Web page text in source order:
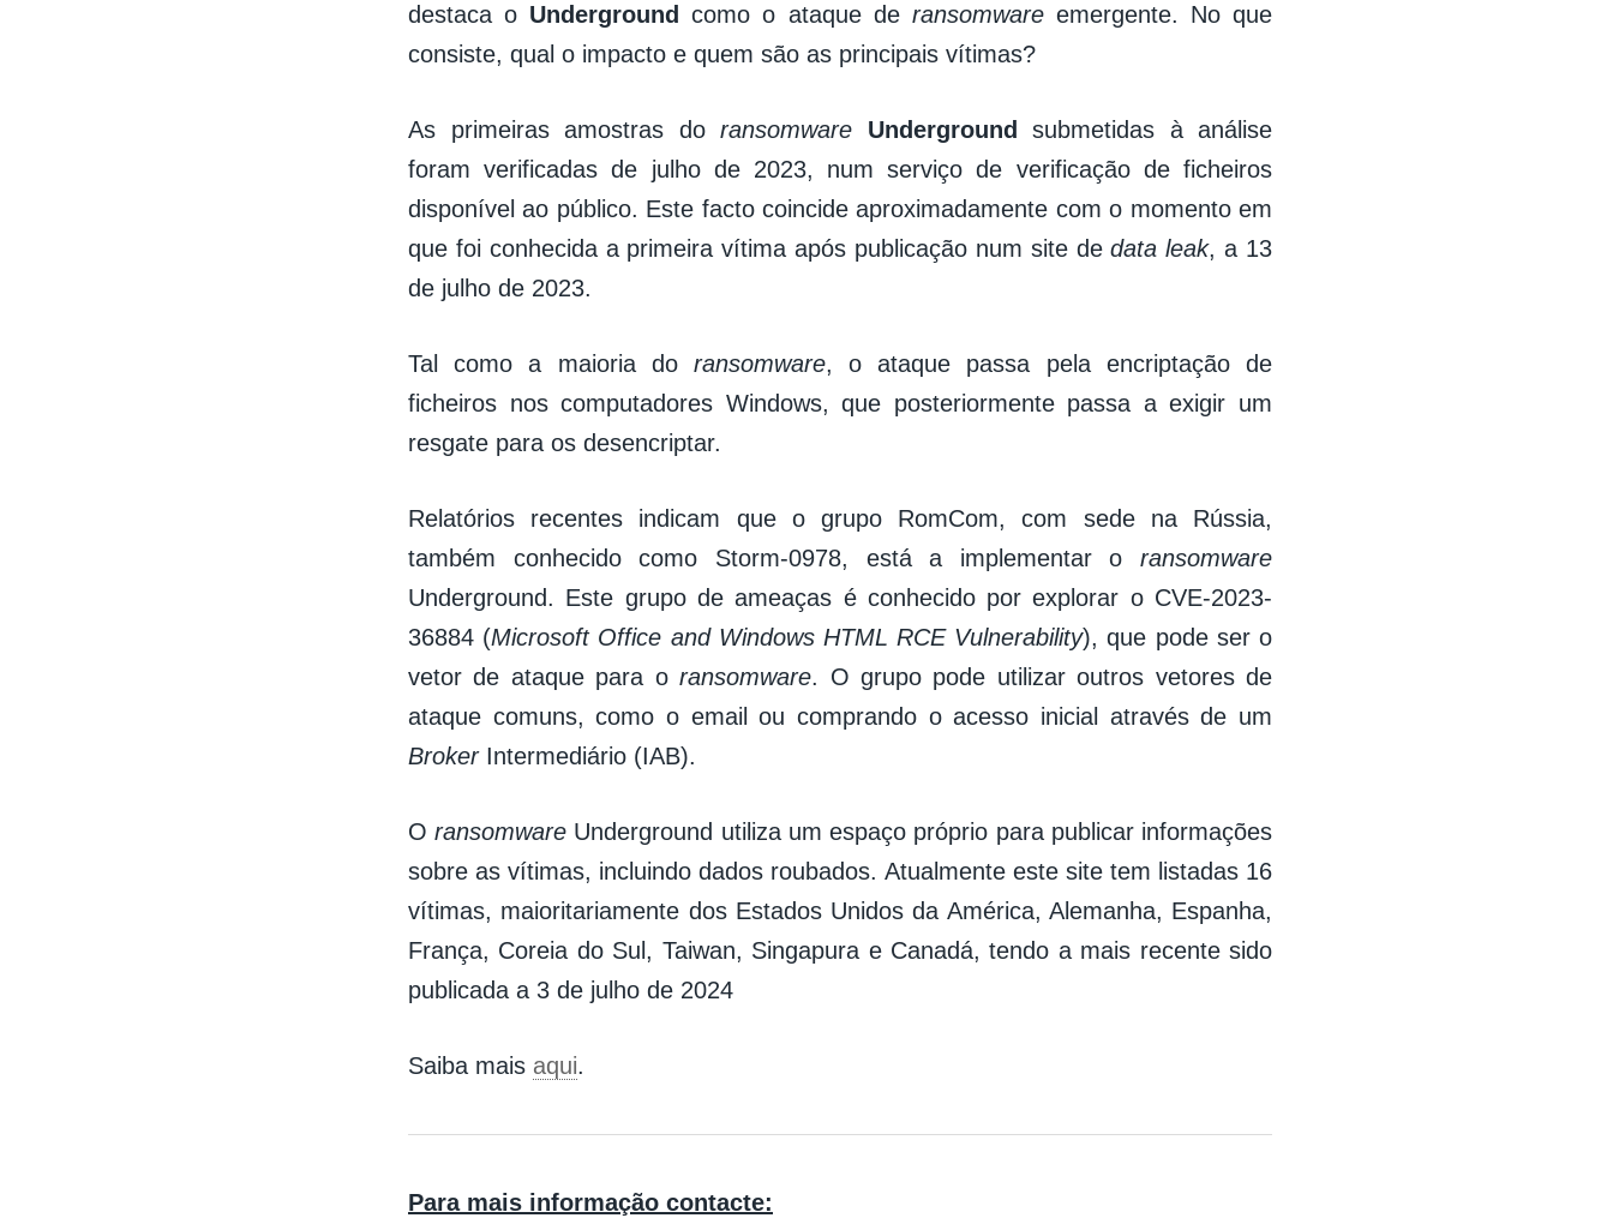
destaca o Undergroundcomo o ataque de ransomwareemergente. No que
consiste, qual o impacto e quem são as principais vítimas?
As primeiras amostras do ransomware Underground
submetidas à análise
foram verificadas de julho de 2023, num serviço de verificação de ficheiros
disponível ao público. Este facto coincide aproximadamente com o momento em
que foi conhecida a primeira vítima após publicação num site dedata leak, a 13
de julho de 2023.
Tal como a maioria do ransomware, o ataque passa pela encriptação de
ficheiros nos computadores Windows, que posteriormente passa a exigir um
resgate para os desencriptar.
Relatórios recentes indicam que o grupo RomCom, com sede na Rússia,
também conhecido como Storm-0978, está a implementar o ransomware
Underground. Este grupo de ameaças é conhecido por explorar o CVE-2023-
36884 (Microsoft Office and Windows HTML RCE Vulnerability), que pode ser o
vetor de ataque para oransomware. O grupo pode utilizar outros vetores de
ataque comuns, como o email ou comprando o acesso inicial através de um
BrokerIntermediário (IAB).
Oransomware Underground utiliza um espaço próprio para publicar informações
sobre as vítimas, incluindo dados roubados. Atualmente este site tem listadas 16
vítimas, maioritariamente dos Estados Unidos da América, Alemanha, Espanha,
França, Coreia do Sul, Taiwan, Singapura e Canadá, tendo a mais recente sido
publicada a 3 de julho de 2024
Saiba mais aqui.
Para mais informação contacte: